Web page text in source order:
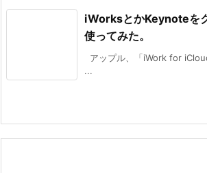
iWorksとかKeynoteを
使ってみた。
アップル、「iWork for
...